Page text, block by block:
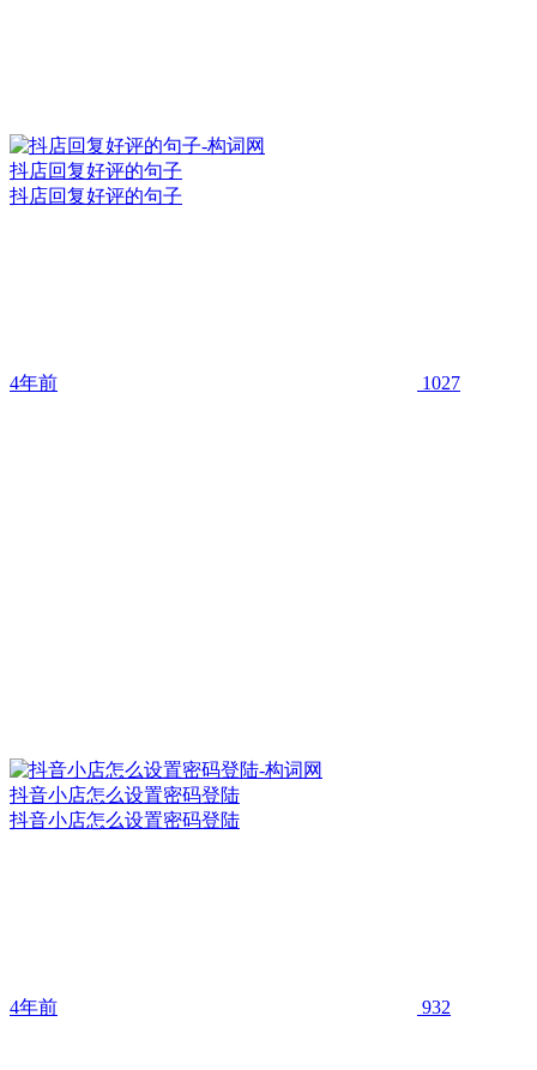
抖店回复好评的句子
抖店回复好评的句子
4年前 1027
抖音小店怎么设置密码登陆
抖音小店怎么设置密码登陆
4年前 932